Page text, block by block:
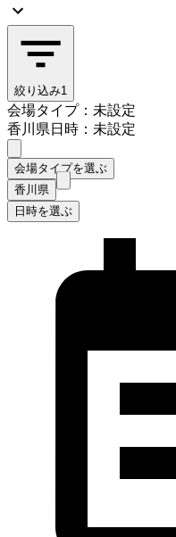
絞り込み1
会場タイプ：未設定
香川県日時：未設定
会場タイプを選ぶ
香川県
日時を選ぶ